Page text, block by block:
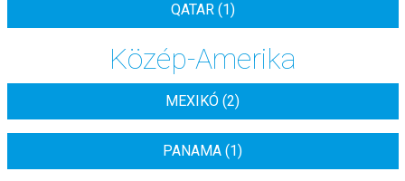
QATAR (1)
Közép-Amerika
MEXIKÓ (2)
PANAMA (1)